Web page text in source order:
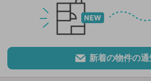
新着の物件の